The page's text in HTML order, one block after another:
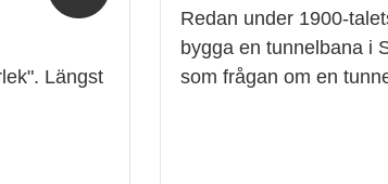
Längst
Redan under 1900-
bygga en tunnelbana i
som frågan om en